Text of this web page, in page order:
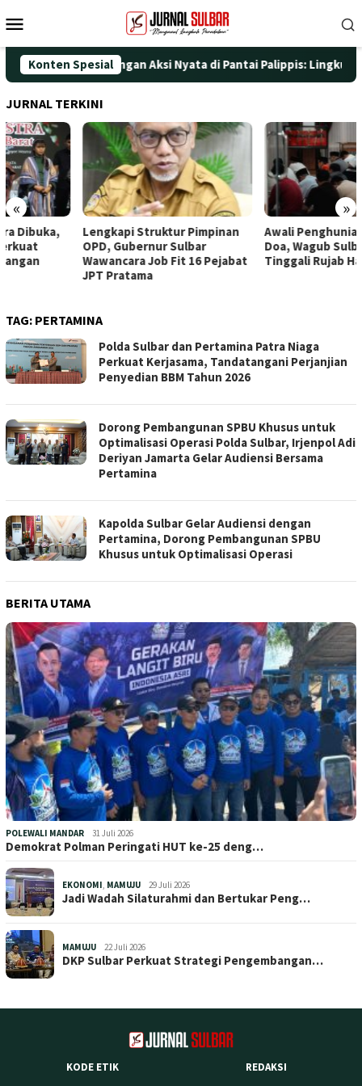
ke
Mobile
Konten Spesial
HUT ke-25 dengan Aksi Nyata di Pantai Palippis: Lingkungan
JURNAL TERKINI
« »
Lengkapi Struktur Pimpinan
OPD, Gubernur Sulbar
Wawancara Job Fit 16 Pejabat
Awali Penghunian dengan
Doa, Wagub Sulbar Resmi
Tinggali Rujab Hasil Renovasi
TAG: PERTAMINA
Polda Sulbar dan Pertamina Patra Niaga
Perkuat Kerjasama, Tandatangani Perjanjian
Penyedian BBM Tahun 2026
Dorong Pembangunan SPBU Khusus untuk
Optimalisasi Operasi Polda Sulbar, Irjenpol Adi
Deriyan Jamarta Gelar Audiensi Bersama
Pertamina
Kapolda Sulbar Gelar Audiensi dengan
Pertamina, Dorong Pembangunan SPBU
Khusus untuk Optimalisasi Operasi
BERITA UTAMA
POLEWALI MANDAR 31 Juli 2026
Demokrat Polman Peringati HUT ke-25 deng…
EKONOMI, MAMUJU 29 Juli 2026
Jadi Wadah Silaturahmi dan Bertukar Peng…
MAMUJU 22 Juli 2026
DKP Sulbar Perkuat Strategi Pengembangan…
KODE ETIK
REDAKSI